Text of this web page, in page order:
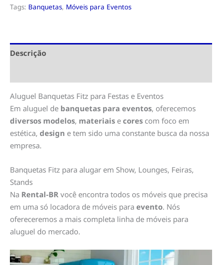
Tags: Banquetas, Móveis para Eventos
Descrição
Aluguel Banquetas Fitz para Festas e Eventos
Em aluguel de banquetas para eventos, oferecemos
diversos modelos, materiais e cores com foco em
estética, design e tem sido uma constante busca da nossa
empresa.
Banquetas Fitz para alugar em Show, Lounges, Feiras,
Stands
Na Rental-BR você encontra todos os móveis que precisa
em uma só locadora de móveis para evento. Nós
ofereceremos a mais completa linha de móveis para
aluguel do mercado.